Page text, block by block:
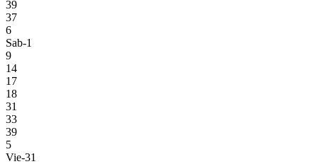
39
37
6
Sab-1
9
14
17
18
31
33
39
5
Vie-31